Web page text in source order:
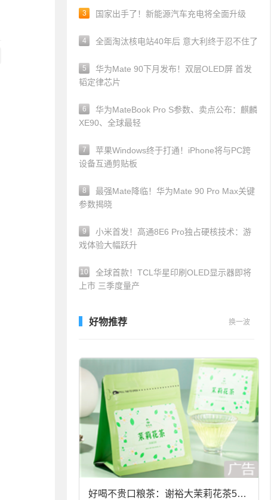
3 国家出手了！新能源汽车充电将全面升级
4 全面淘汰核电站40年后 意大利终于忍不住了
5
华为Mate 90下月发布！双层OLED屏 首发
韬定律芯片
6
华为MateBook Pro S参数、卖点公布：麒麟
XE90、全球最轻
7
苹果Windows终于打通！iPhone将与PC跨
设备互通剪贴板
8
最强Mate降临！华为Mate 90 Pro Max关键
参数揭晓
9
小米首发！高通8E6 Pro独占硬核技术：游
戏体验大幅跃升
10
全球首款！TCL华星印刷OLED显示器即将
上市 三季度量产
好物推荐 换一波
好喝不贵口粮茶：谢裕大茉莉花茶50g